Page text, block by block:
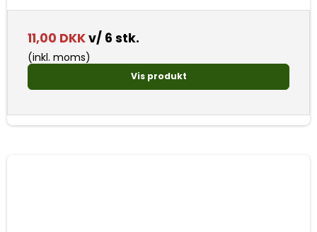
11,00 DKKv/ 6 stk.
(inkl. moms)
Vis produkt